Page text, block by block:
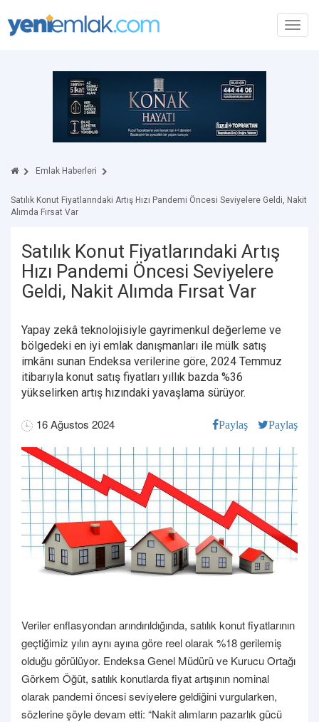
Emlak Haberleri
Satılık Konut Fiyatlarındaki Artış Hızı Pandemi Öncesi Seviyelere Geldi, Nakit
Alımda Fırsat Var
Satılık Konut Fiyatlarındaki Artış
Hızı Pandemi Öncesi Seviyelere
Geldi, Nakit Alımda Fırsat Var
Yapay zekâ teknolojisiyle gayrimenkul değerleme ve
bölgedeki en iyi emlak danışmanları ile mülk satış
imkânı sunan Endeksa verilerine göre, 2024 Temmuz
itibarıyla konut satış fiyatları yıllık bazda %36
yükselirken artış hızındaki yavaşlama sürüyor.
16 Ağustos 2024 Paylaş Paylaş
Veriler enflasyondan arındırıldığında, satılık konut fiyatlarının
geçtiğimiz yılın aynı ayına göre reel olarak %18 gerilemiş
olduğu görülüyor. Endeksa Genel Müdürü ve Kurucu Ortağı
Görkem Öğüt, satılık konutlarda fiyat artışının nominal
olarak pandemi öncesi seviyelere geldiğini vurgularken,
sözlerine şöyle devam etti: “Nakit alımların pazarlık gücü